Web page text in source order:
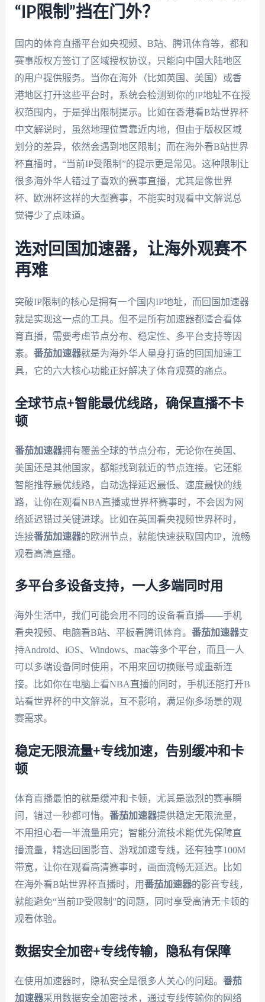
“IP限制”挡在门外？
国内的体育直播平台如央视频、B站、腾讯体育等，都和
赛事版权方签订了区域授权协议，只能向中国大陆地区
的用户提供服务。当你在海外（比如英国、美国）或香
港地区打开这些平台时，系统会检测到你的IP地址不在授
权范围内，于是弹出限制提示。比如在香港看B站世界杯
中文解说时，虽然地理位置靠近内地，但由于版权区域
划分的差异，依然会遇到地区限制；而在海外看B站世界
杯直播时，“当前IP受限制”的提示更是常见。这种限制让
很多海外华人错过了喜欢的赛事直播，尤其是像世界
杯、欧洲杯这样的大型赛事，不能实时观看中文解说总
觉得少了点味道。
选对回国加速器，让海外观赛不
再难
突破IP限制的核心是拥有一个国内IP地址，而回国加速器
就是实现这一点的工具。但不是所有加速器都适合看体
育直播，需要考虑节点分布、稳定性、多平台支持等因
素。 番茄加速器就是为海外华人量身打造的回国加速工
具，它的六大核心功能正好解决了体育观赛的痛点。
全球节点+智能最优线路，确保直播不卡
顿
番茄加速器拥有覆盖全球的节点分布，无论你在英国、
美国还是其他国家，都能找到就近的节点连接。它还能
智能推荐最优线路，自动选择延迟最低、速度最快的线
路，让你在观看NBA直播或世界杯赛事时，不会因为网
络延迟错过关键进球。比如在英国看央视频世界杯时，
连接番茄加速器的欧洲节点，就能快速获取国内IP，流畅
观看高清直播。
多平台多设备支持，一人多端同时用
海外生活中，我们可能会用不同的设备看直播——手机
看央视频、电脑看B站、平板看腾讯体育。 番茄加速器支
持Android、iOS、Windows、mac等多个平台，而且一人
可以多端设备同时使用，不用来回切换账号或重新连
接。比如你在电脑上看NBA直播的同时，手机还能打开B
站看世界杯的中文解说，互不影响，满足你多场景的观
赛需求。
稳定无限流量+专线加速，告别缓冲和卡
顿
体育直播最怕的就是缓冲和卡顿，尤其是激烈的赛事瞬
间，错过一秒都可惜。 番茄加速器提供稳定无限流量，
不用担心看一半流量用完；智能分流技术能优先保障直
播流量，精选回国影音、游戏加速专线，还有独享100M
带宽，让你在观看高清赛事时，画面流畅无延迟。比如
在海外看B站世界杯直播时，用番茄加速器的影音专线，
就能避免“当前IP受限制”的问题，同时享受高清无卡顿的
观看体验。
数据安全加密+专线传输，隐私有保障
在使用加速器时，隐私安全是很多人关心的问题。 番茄
加速器采用数据安全加密技术，通过专线传输你的网络